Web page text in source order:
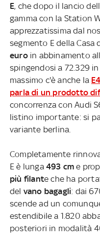
E, che dopo il lancio
gamma con la Station
apprezzatissima dal
segmento E della
euroin abbinamento
spingendosi a 72.329
massimo c'è anche la
parla di un prodotto
concorrenza con Audi
listino importante: si
variante berlina.
Completamente
E è lunga 493 cm e
più filante che ha
del vano bagagli: dai
scende ad un
estendibile a 1.820
posteriori in modalità